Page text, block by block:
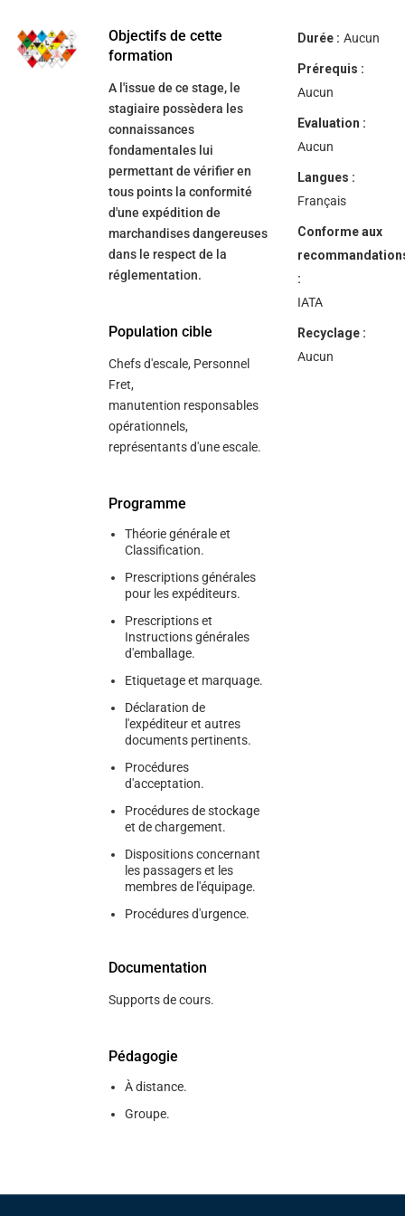
navigate
and
interact
Objectifs de cette
formation
A l'issue de ce stage, le
stagiaire possèdera les
connaissances
fondamentales lui
permettant de vérifier en
tous points la conformité
d'une expédition de
marchandises dangereuses
dans le respect de la
réglementation.
Population cible
Chefs d'escale, Personnel
Fret,
manutention responsables
opérationnels,
représentants d'une escale.
Programme
Théorie générale et
Classification.
Prescriptions générales
pour les expéditeurs.
Prescriptions et
Instructions générales
d'emballage.
Etiquetage et marquage.
Déclaration de
l'expéditeur et autres
documents pertinents.
Procédures
d'acceptation.
Procédures de stockage
et de chargement.
Dispositions concernant
les passagers et les
membres de l'équipage.
Procédures d'urgence.
Documentation
Supports de cours.
Pédagogie
À distance.
Groupe.
Durée : Aucun
Prérequis :
Aucun
Evaluation :
Aucun
Langues :
Français
Conforme aux
:
IATA
Recyclage :
Aucun